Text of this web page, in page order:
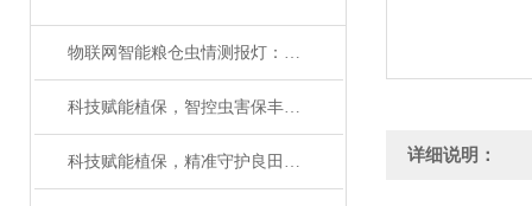
物联网智能粮仓虫情测报灯：科技赋能储粮管护-智能测报灯守护粮食仓储安全
科技赋能植保，智控虫害保丰收——智能识别虫情测报分析系统
科技赋能植保，精准守护良田——智能虫情预警测报系统 详细说明：